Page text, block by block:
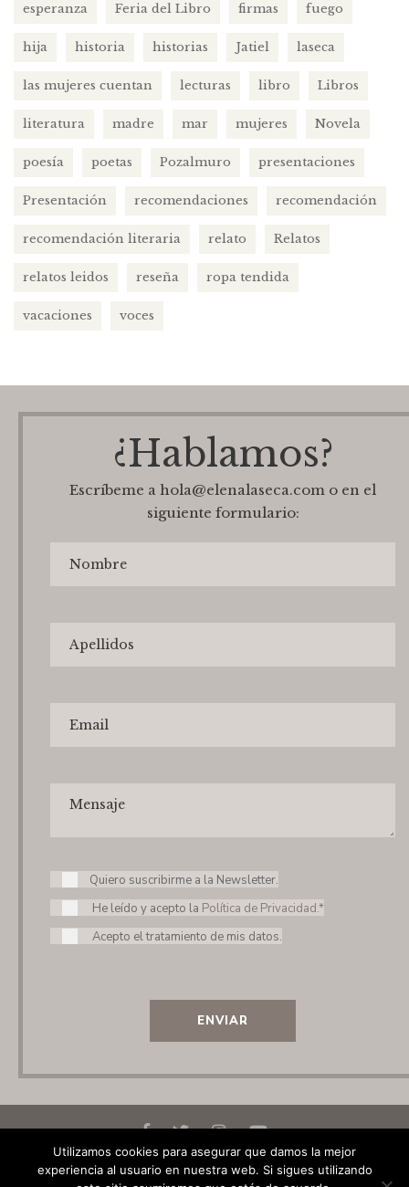
esperanza Feria del Libro firmas fuego
hija historia historias Jatiel laseca
las mujeres cuentan lecturas libro Libros
literatura madre mar mujeres Novela
poesía poetas Pozalmuro presentaciones
Presentación recomendaciones recomendación
recomendación literaria relato Relatos
relatos leidos reseña ropa tendida
vacaciones voces
¿Hablamos?
Escríbeme a hola@elenalaseca.com o en el
siguiente formulario:
Quiero suscribirme a la Newsletter.
He leído y acepto la Política de Privacidad.*
Acepto el tratamiento de mis datos.
ENVIAR
© 2020 Elena Laseca
Utilizamos cookies para asegurar que damos la mejor
experiencia al usuario en nuestra web. Si sigues utilizando